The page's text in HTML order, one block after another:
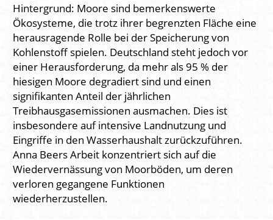
Hintergrund: Moore sind bemerkenswerte
Ökosysteme, die trotz ihrer begrenzten Fläche eine
herausragende Rolle bei der Speicherung von
Kohlenstoff spielen. Deutschland steht jedoch vor
einer Herausforderung, da mehr als 95 % der
hiesigen Moore degradiert sind und einen
signifikanten Anteil der jährlichen
Treibhausgasemissionen ausmachen. Dies ist
insbesondere auf intensive Landnutzung und
Eingriffe in den Wasserhaushalt zurückzuführen.
Anna Beers Arbeit konzentriert sich auf die
Wiedervernässung von Moorböden, um deren
verloren gegangene Funktionen
wiederherzustellen.